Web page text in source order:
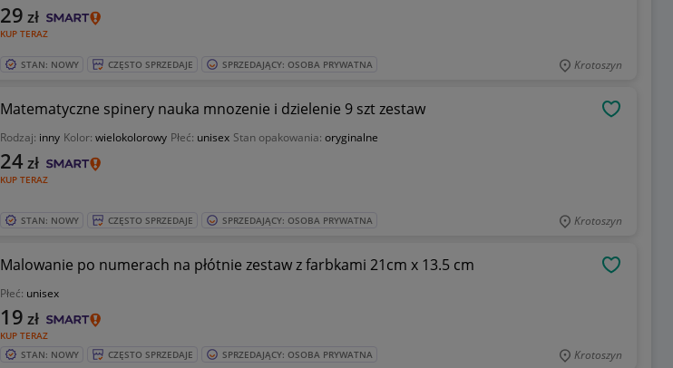
KUP TERAZ
29 zł
STAN: NOWY CZĘSTO SPRZEDAJE SPRZEDAJĄCY: OSOBA PRYWATNA Krotoszyn
Matematyczne spinery nauka mnozenie i dzielenie 9 szt zestaw
Rodzaj: inny Kolor: wielokolorowy Płeć: unisex Stan opakowania: oryginalne
KUP TERAZ
24 zł
STAN: NOWY CZĘSTO SPRZEDAJE SPRZEDAJĄCY: OSOBA PRYWATNA Krotoszyn
Malowanie po numerach na płótnie zestaw z farbkami 21cm x 13.5 cm
Płeć: unisex
KUP TERAZ
19 zł
STAN: NOWY CZĘSTO SPRZEDAJE SPRZEDAJĄCY: OSOBA PRYWATNA Krotoszyn